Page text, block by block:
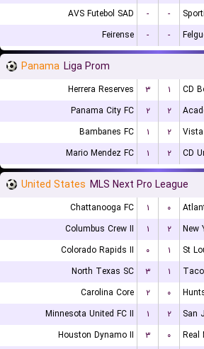
AVS Futebol SAD
- -
Feirense
- -
Panama Liga Prom
Herrera Reserves ۳ ۱
CD
Panama City FC
۲ ۲
Bambanes FC
۱ ۲
Mario Mendez FC
۱ ۲ CD
United States MLS Next Pro League
Chattanooga FC ۱ ۰
Columbus Crew II
۱ ۲
New
Colorado Rapids II
۰ ۱
St
North Texas SC
۳ ۱
Carolina Core
۲ ۰
Minnesota United FC II
۱ ۲
San
Houston Dynamo II
۳ ۰
Real